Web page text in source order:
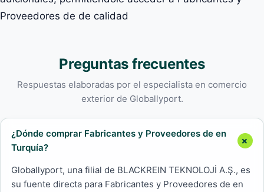
Proveedores de de calidad
Preguntas frecuentes
Respuestas elaboradas por el especialista en comercio
exterior de Globallyport.
¿Dónde comprar Fabricantes y Proveedores de en
Turquía?
Globallyport, una filial de BLACKREIN TEKNOLOJİ A.Ş., es
su fuente directa para Fabricantes y Proveedores de en